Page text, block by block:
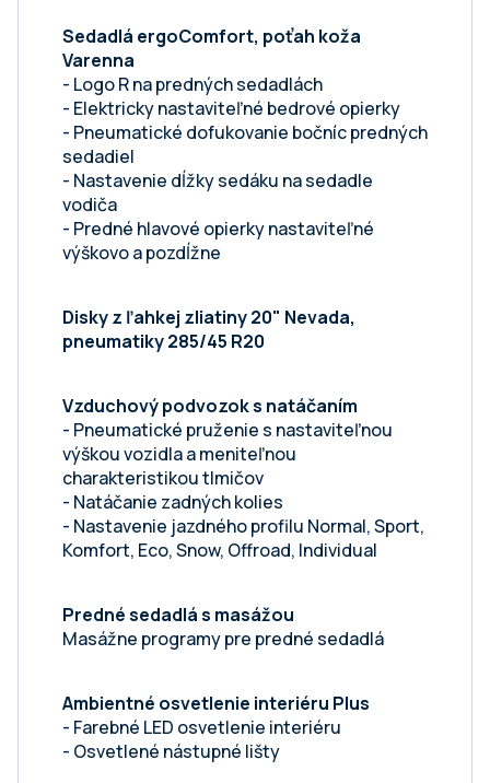
Sedadlá ergoComfort, poťah koža
Varenna
- Logo R na predných sedadlách
- Elektricky nastaviteľné bedrové opierky
- Pneumatické dofukovanie bočníc predných
sedadiel
- Nastavenie dĺžky sedáku na sedadle
vodiča
- Predné hlavové opierky nastaviteľné
výškovo a pozdĺžne
Disky z ľahkej zliatiny 20" Nevada,
pneumatiky 285/45 R20
Vzduchový podvozok s natáčaním
- Pneumatické pruženie s nastaviteľnou
výškou vozidla a meniteľnou
charakteristikou tlmičov
- Natáčanie zadných kolies
- Nastavenie jazdného profilu Normal, Sport,
Komfort, Eco, Snow, Offroad, Individual
Predné sedadlá s masážou
Masážne programy pre predné sedadlá
Ambientné osvetlenie interiéru Plus
- Farebné LED osvetlenie interiéru
- Osvetlené nástupné lišty